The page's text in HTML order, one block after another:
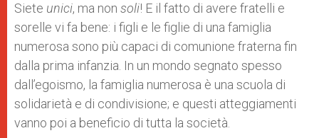
Siete unici, ma non soli! E il fatto di avere fratelli e
sorelle vi fa bene: i figli e le figlie di una famiglia
numerosa sono più capaci di comunione fraterna fin
dalla prima infanzia. In un mondo segnato spesso
dall’egoismo, la famiglia numerosa è una scuola di
solidarietà e di condivisione; e questi atteggiamenti
vanno poi a beneficio di tutta la società.